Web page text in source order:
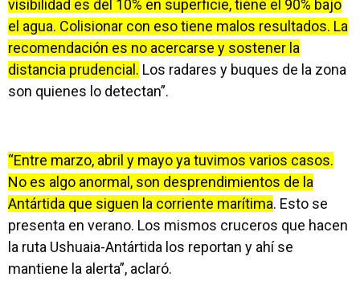
visibilidad es del 10% en superficie, tiene el 90% bajo
el agua. Colisionar con eso tiene malos resultados. La
recomendación es no acercarse y sostener la
distancia prudencial. Los radares y buques de la zona
son quienes lo detectan”.
“Entre marzo, abril y mayo ya tuvimos varios casos.
No es algo anormal, son desprendimientos de la
Antártida que siguen la corriente marítima. Esto se
presenta en verano. Los mismos cruceros que hacen
la ruta Ushuaia-Antártida los reportan y ahí se
mantiene la alerta”, aclaró.